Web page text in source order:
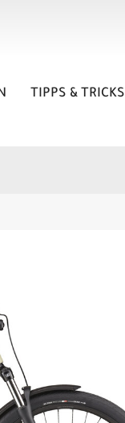
TIPPS & TRICKS